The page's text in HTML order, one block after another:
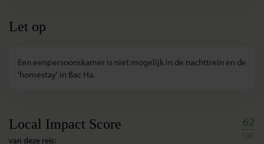
Let op
Een eenpersoonskamer is niet mogelijk in de nachttrein en de
'homestay' in Bac Ha.
Local Impact Score
van deze reis:
62